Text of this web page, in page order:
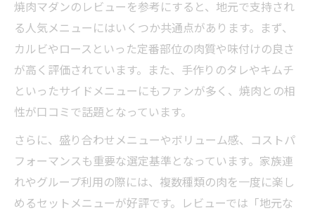
焼肉マダンのレビューを参考にすると、地元で支持され
る人気メニューにはいくつか共通点があります。まず、
カルビやロースといった定番部位の肉質や味付けの良さ
が高く評価されています。また、手作りのタレやキムチ
といったサイドメニューにもファンが多く、焼肉との相
性が口コミで話題となっています。
さらに、盛り合わせメニューやボリューム感、コストパ
フォーマンスも重要な選定基準となっています。家族連
れやグループ利用の際には、複数種類の肉を一度に楽し
めるセットメニューが好評です。レビューでは「地元な